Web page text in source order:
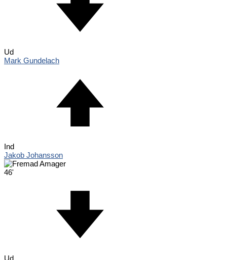
Ud
Mark Gundelach
Ind
Jakob Johansson
46'
Ud